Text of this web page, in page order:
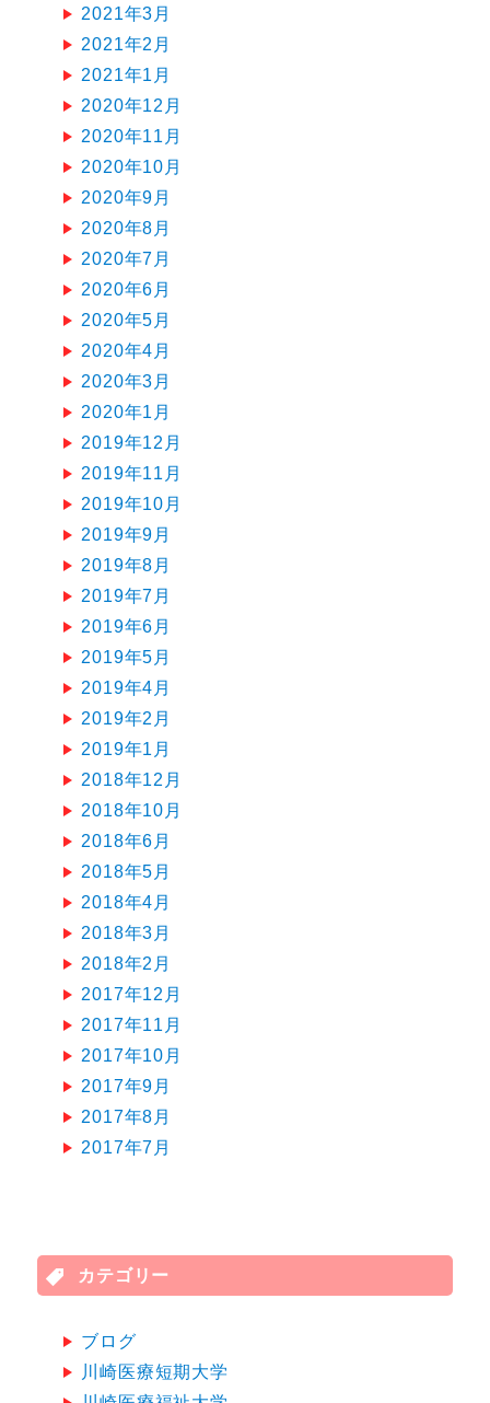
2021年3月
2021年2月
2021年1月
2020年12月
2020年11月
2020年10月
2020年9月
2020年8月
2020年7月
2020年6月
2020年5月
2020年4月
2020年3月
2020年1月
2019年12月
2019年11月
2019年10月
2019年9月
2019年8月
2019年7月
2019年6月
2019年5月
2019年4月
2019年2月
2019年1月
2018年12月
2018年10月
2018年6月
2018年5月
2018年4月
2018年3月
2018年2月
2017年12月
2017年11月
2017年10月
2017年9月
2017年8月
2017年7月
カテゴリー
ブログ
川崎医療短期大学